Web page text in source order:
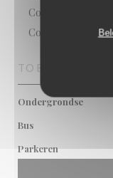
Contact,
Contant geld,
TOEGANG
Ondergrondse
Bus
Parkeren